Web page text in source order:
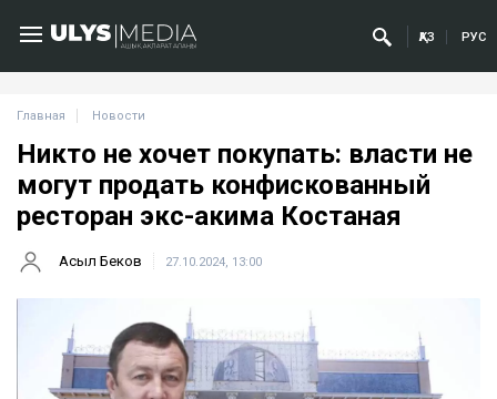
ҚАЗ РУС
Главная Новости
Никто не хочет покупать: власти не
могут продать конфискованный
ресторан экс-акима Костаная
Асыл Беков 27.10.2024, 13:00